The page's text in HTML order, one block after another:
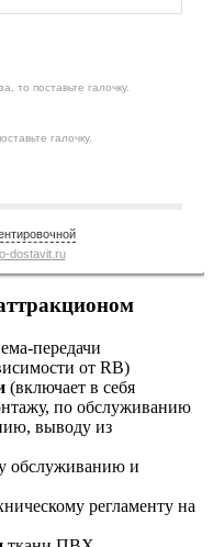
то поставьте галочку.
галочку.
dostavit.ru
передачи
от RB)
(включает в себя
по обслуживанию
выводу из
обслуживанию и
регламенту на